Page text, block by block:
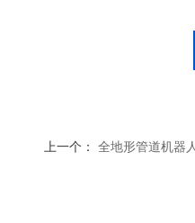
上一个： 全地形管道机器